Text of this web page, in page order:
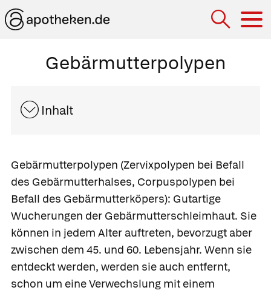
Gebärmutterpolypen
Inhalt
Gebärmutterpolypen (Zervixpolypen bei Befall
des Gebärmutterhalses, Corpuspolypen bei
Befall des Gebärmutterköpers): Gutartige
Wucherungen der Gebärmutterschleimhaut. Sie
können in jedem Alter auftreten, bevorzugt aber
zwischen dem 45. und 60. Lebensjahr. Wenn sie
entdeckt werden, werden sie auch entfernt,
schon um eine Verwechslung mit einem